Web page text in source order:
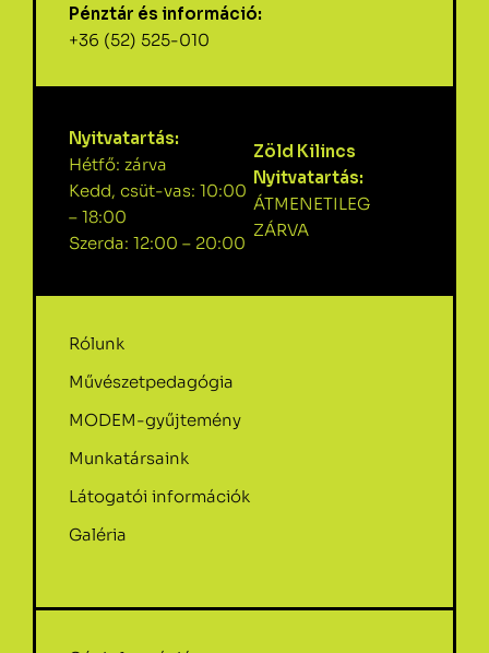
Pénztár és információ:
+36 (52) 525-010
Nyitvatartás:
Hétfő: zárva
Kedd, csüt-vas: 10:00
– 18:00
Szerda: 12:00 – 20:00
Zöld Kilincs
Nyitvatartás:
ÁTMENETILEG
ZÁRVA
Rólunk
Művészetpedagógia
MODEM-gyűjtemény
Munkatársaink
Látogatói információk
Galéria